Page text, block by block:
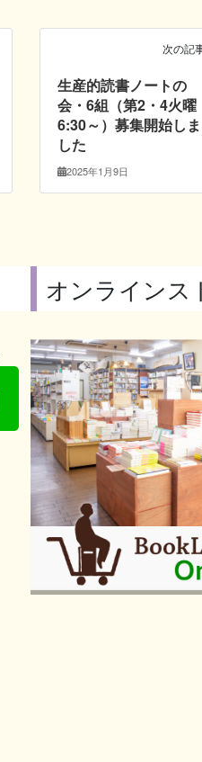
次の記
生産的読書ノートの
会・6組（第2・4火曜
6:30～）募集開始しま
した
2025年1月9日
オンラインス